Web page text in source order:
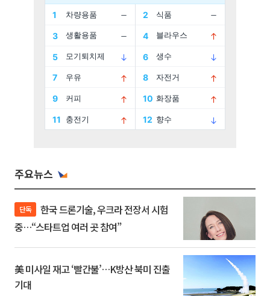
주요뉴스
단독
중…“스타트업 여러 곳 참여”
美 미사일 재고 ‘빨간불’…K방산 북미 진출
기대